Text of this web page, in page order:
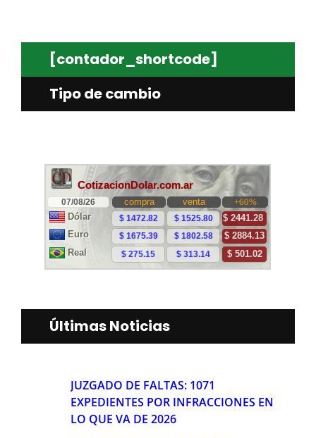
[contador_shortcode]
Tipo de cambio
Últimas Noticias
JUZGADO DE FALTAS: 1071
EXPEDIENTES POR INFRACCIONES EN
LO QUE VA DE 2026